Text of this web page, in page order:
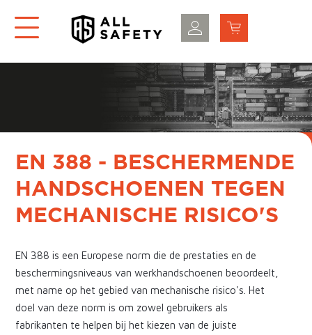
EN 388 - BESCHERMENDE
HANDSCHOENEN TEGEN
MECHANISCHE RISICO'S
EN 388 is een Europese norm die de prestaties en de
beschermingsniveaus vanwerkhandschoenen beoordeelt,
met name op het gebied van mechanische risico's. Het
doel van deze norm is om zowel gebruikers als
fabrikanten te helpen bij het kiezen van de juiste